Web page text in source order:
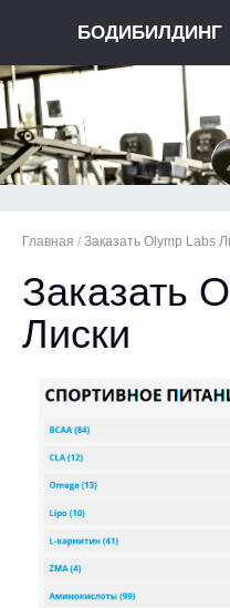
БОДИБИЛДИНГ
Главная / Заказать Olymp Labs
Заказать
Лиски